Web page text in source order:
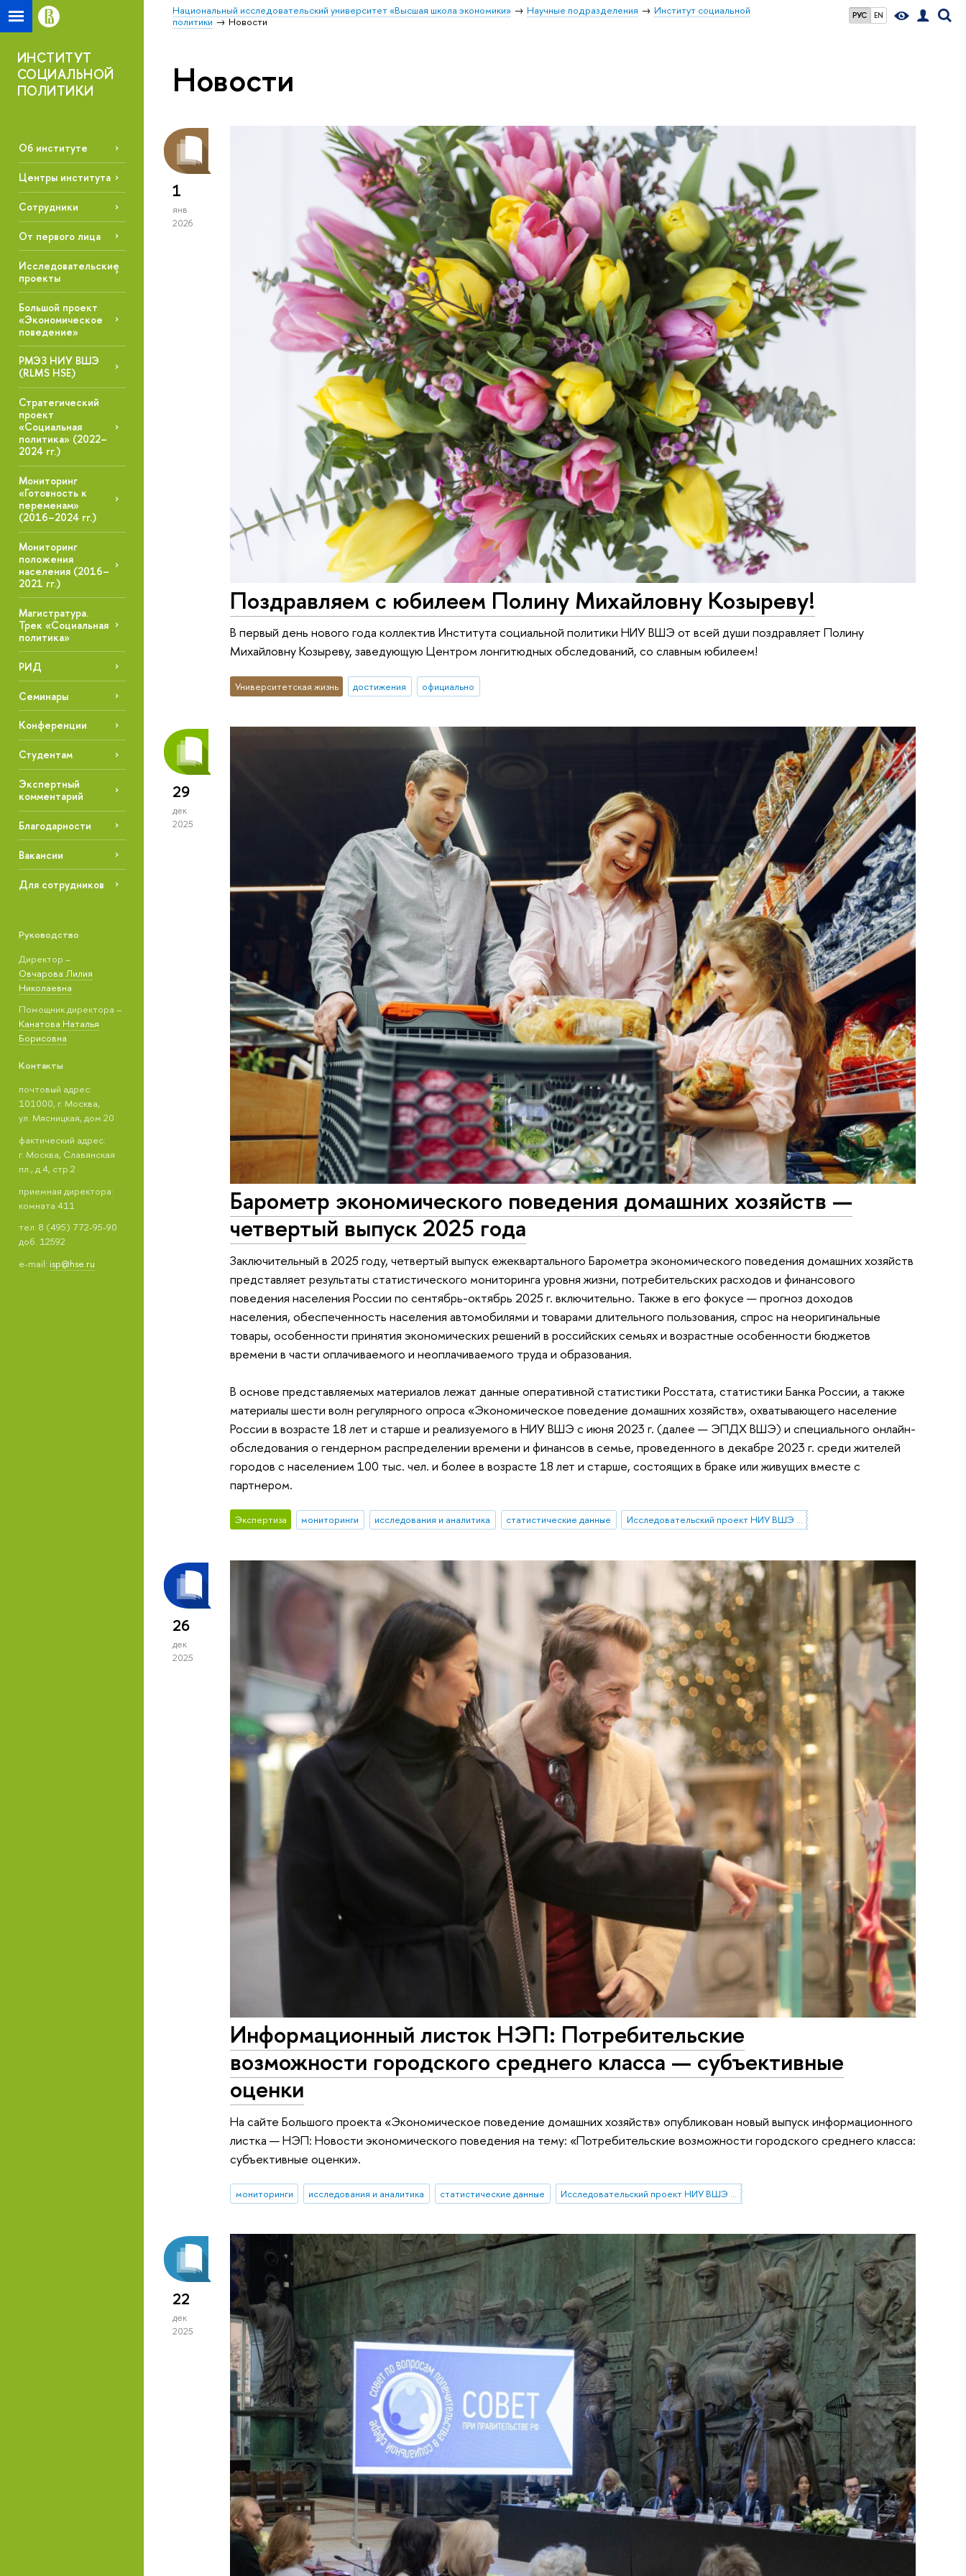
РУС EN
Национальный исследовательский университет «Высшая школа экономики» Научные подразделения
Институт социальной
политики
Новости
ИНСТИТУТ
СОЦИАЛЬНОЙ
ПОЛИТИКИ
Об институте
Центры института
Сотрудники
От первого лица
Исследовательские
проекты
Большой проект
«Экономическое
поведение»
РМЭЗ НИУ ВШЭ
(RLMS HSE)
Стратегический
проект
«Социальная
политика» (2022–
2024 гг.)
Мониторинг
«Готовность к
переменам»
(2016–2024 гг.)
Мониторинг
положения
населения (2016–
2021 гг.)
Магистратура.
Трек «Социальная
политика»
РИД
Семинары
Конференции
Студентам
Экспертный
комментарий
Благодарности
Вакансии
Для сотрудников
Руководство
Директор –
Овчарова Лилия
Николаевна
Помощник директора –
Канатова Наталья
Борисовна
Контакты
почтовый адрес:
101000, г. Москва,
ул. Мясницкая, дом 20
фактический адрес:
г. Москва, Славянская
пл., д.4, стр.2
приемная директора:
комната 411
тел: 8 (495) 772-95-90
доб. 12592
e-mail: isp@hse.ru
Новости
1
янв
2026
Поздравляем с юбилеем Полину Михайловну Козыреву!
В первый день нового года коллектив Института социальной политики НИУ ВШЭ от всей души поздравляет Полину
Михайловну Козыреву, заведующую Центром лонгитюдных обследований, со славным юбилеем!
Университетская жизнь достижения официально
29
дек
2025
Барометр экономического поведения домашних хозяйств —
четвертый выпуск 2025 года
Заключительный в 2025 году, четвертый выпуск ежеквартального Барометра экономического поведения домашних хозяйств
представляет результаты статистического мониторинга уровня жизни, потребительских расходов и финансового
поведения населения России по сентябрь-октябрь 2025 г. включительно. Также в его фокусе — прогноз доходов
населения, обеспеченность населения автомобилями и товарами длительного пользования, спрос на неоригинальные
товары, особенности принятия экономических решений в российских семьях и возрастные особенности бюджетов
времени в части оплачиваемого и неоплачиваемого труда и образования.
В основе представляемых материалов лежат данные оперативной статистики Росстата, статистики Банка России, а также
материалы шести волн регулярного опроса «Экономическое поведение домашних хозяйств», охватывающего население
России в возрасте 18 лет и старше и реализуемого в НИУ ВШЭ с июня 2023 г. (далее — ЭПДХ ВШЭ) и специального онлайн-
обследования о гендерном распределении времени и финансов в семье, проведенного в декабре 2023 г. среди жителей
городов с населением 100 тыс. чел. и более в возрасте 18 лет и старше, состоящих в браке или живущих вместе с
партнером.
Экспертиза мониторинги исследования и аналитика статистические данные Исследовательский проект НИУ ВШЭ «Экономическое поведение домашних хозяйств»
26
дек
2025
Информационный листок НЭП: Потребительские
возможности городского среднего класса — субъективные
оценки
На сайте Большого проекта «Экономическое поведение домашних хозяйств» опубликован новый выпуск информационного
листка — НЭП: Новости экономического поведения на тему: «Потребительские возможности городского среднего класса:
субъективные оценки».
мониторинги исследования и аналитика статистические данные Исследовательский проект НИУ ВШЭ «Экономическое поведение домашних хозяйств»
22
дек
2025